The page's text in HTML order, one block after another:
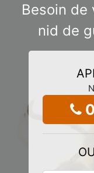
Besoin de
nid de